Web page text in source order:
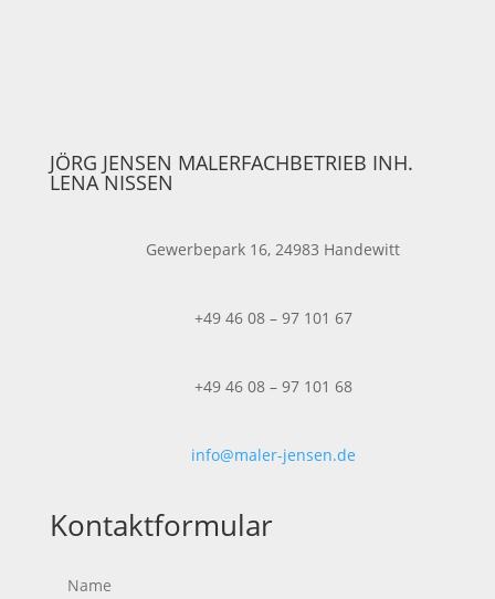
JÖRG JENSEN MALERFACHBETRIEB INH.
LENA NISSEN
Gewerbepark 16, 24983 Handewitt
+49 46 08 – 97 101 67
+49 46 08 – 97 101 68
info@maler-jensen.de
Kontaktformular